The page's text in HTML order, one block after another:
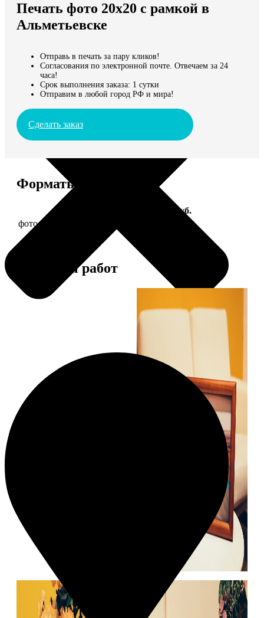
Мы доставляем по всему миру
Продолжить без города
Печать фото 20х20 с рамкой в
Альметьевске
Отправь в печать за пару кликов!
Согласования по электронной почте. Отвечаем за 24
часа!
Срок выполнения заказа: 1 сутки
Отправим в любой город РФ и мира!
Сделать заказ
Форматы и цены
Цена, руб.
фото 20х20 в деревянной рамке
Примеры работ